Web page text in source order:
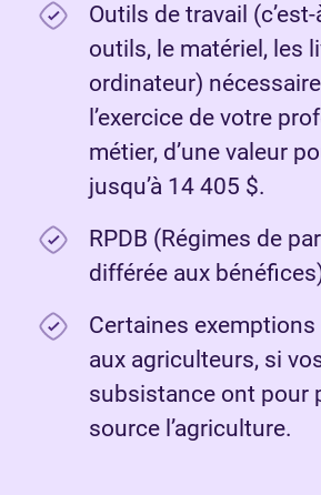
Outils de travail
outils, le matériel, les
ordinateur)
l’exercice de votre
métier, d’une valeur
jusqu’à 14 405 $.
RPDB (Régimes de
différée aux
Certaines exemptions
aux agriculteurs, si
subsistance ont pour
source l’agriculture.